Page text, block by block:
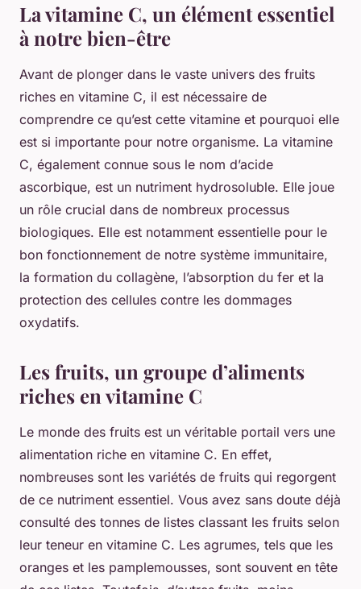
La vitamine C, un élément essentiel
à notre bien-être
Avant de plonger dans le vaste univers des fruits
riches en vitamine C, il est nécessaire de
comprendre ce qu’est cette vitamine et pourquoi elle
est si importante pour notre organisme. La vitamine
C, également connue sous le nom d’acide
ascorbique, est un nutriment hydrosoluble. Elle joue
un rôle crucial dans de nombreux processus
biologiques. Elle est notamment essentielle pour le
bon fonctionnement de notre système immunitaire,
la formation du collagène, l’absorption du fer et la
protection des cellules contre les dommages
oxydatifs.
Les fruits, un groupe d’aliments
riches en vitamine C
Le monde des fruits est un véritable portail vers une
alimentation riche en vitamine C. En effet,
nombreuses sont les variétés de fruits qui regorgent
de ce nutriment essentiel. Vous avez sans doute déjà
consulté des tonnes de listes classant les fruits selon
leur teneur en vitamine C. Les agrumes, tels que les
oranges et les pamplemousses, sont souvent en tête